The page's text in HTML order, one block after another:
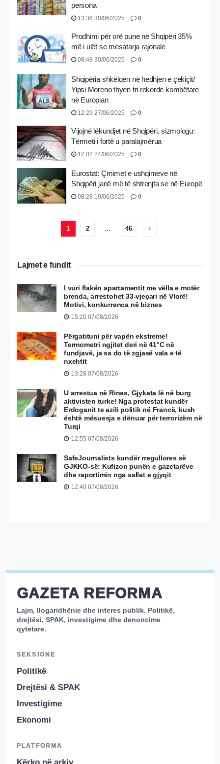
persona
13:36 30/06/2025 0
Prodhimi për orë pune në Shqipëri 35%
më i ulët se mesatarja rajonale
08:48 30/06/2025 0
Shqipëria shkëlqen në hedhjen e çekiçit/
Yipsi Moreno thyen tri rekorde kombëtare
në Europian
12:29 27/06/2025 0
Vijojnë lëkundjet në Shqipëri, sizmologu:
Tërmeti i fortë u paralajmërua
12:02 24/06/2025 0
Eurostat: Çmimet e ushqimeve në
Shqipëri janë më të shtrenjta se në Europë
08:28 19/06/2025 0
1 2 46
Lajmet e fundit
I vuri flakën apartamentit me vëlla e motër
brenda, arrestohet 33-vjeçari në Vlorë!
Motivi, konkurrenca në biznes
15:20 07/08/2026
Përgatituni për vapën ekstreme!
Termometri ngjitet deri në 41°C në
fundjavë, ja sa do të zgjasë vala e të
nxehtit
13:28 07/08/2026
U arrestua në Rinas, Gjykata lë në burg
aktivisten turke! Nga protestat kundër
Erdoganit te azili politik në Francë, kush
është mësuesja e dënuar për terrorizëm në
Turqi
12:55 07/08/2026
SafeJournalists kundër rregullores së
GJKKO-së: Kufizon punën e gazetarëve
dhe raportimin nga sallat e gjyqit
12:40 07/08/2026
GAZETA REFORMA
Lajm, llogaridhënie dhe interes publik. Politikë,
drejtësi, SPAK, investigime dhe denoncime
qytetare.
SEKSIONE
Politikë
Drejtësi & SPAK
Investigime
Ekonomi
PLATFORMA
Kërko në arkiv